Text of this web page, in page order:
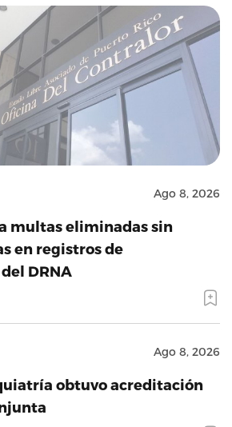
Ago 8, 2026
multas eliminadas sin
en registros de
DRNA
Ago 8, 2026
obtuvo acreditación